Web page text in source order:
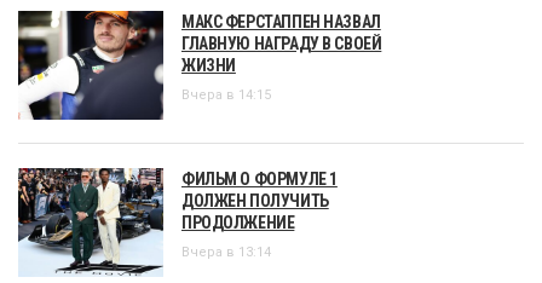
МАКС ФЕРСТАППЕН НАЗВАЛ
ГЛАВНУЮ НАГРАДУ В СВОЕЙ
ЖИЗНИ
Вчера в 14:15
ФИЛЬМ О ФОРМУЛЕ 1
ДОЛЖЕН ПОЛУЧИТЬ
ПРОДОЛЖЕНИЕ
Вчера в 13:14